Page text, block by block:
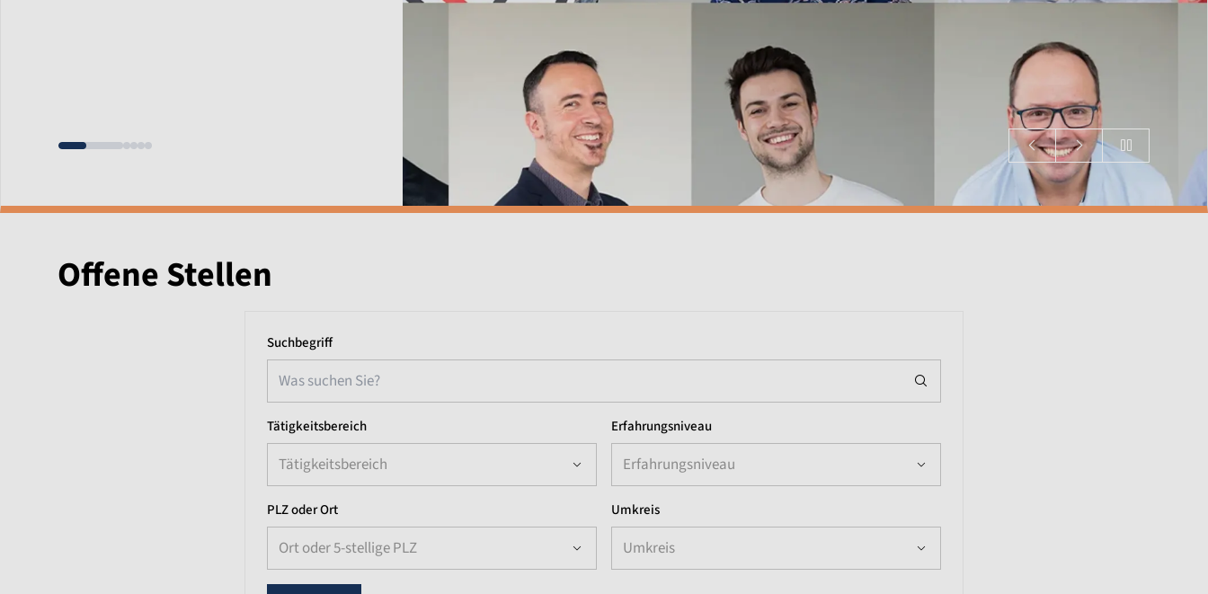
Offene Stellen
Suchbegriff
Tätigkeitsbereich
Tätigkeitsbereich
Erfahrungsniveau
Erfahrungsniveau
PLZ oder Ort
Ort oder 5-stellige PLZ
Umkreis
Umkreis